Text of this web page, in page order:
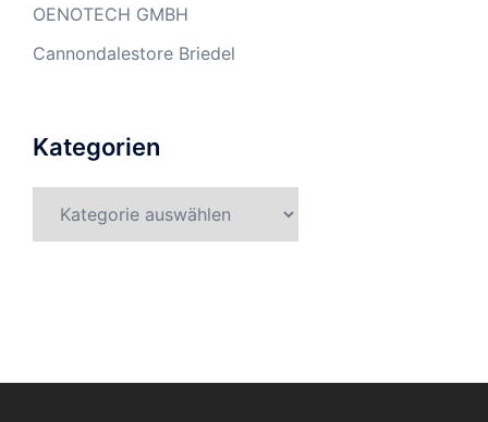
OENOTECH GMBH
Cannondalestore Briedel
Kategorien